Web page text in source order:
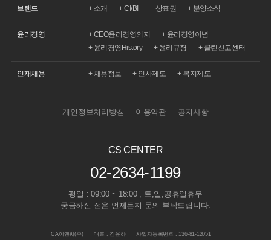
브랜드 소개 CI/BI 상표권 분양소식
윤리경영 CEO윤리경영의지
윤리경영이념
윤리경영History
윤리규졍 클린신고센터
인재채용 채용정보 인사제도 복지제도
개인정보처리방침 이용약관 공지사항
CS CENTER
02-2634-1199
평일 : 09:00 ~ 18:00 , 토,일,공휴일휴무
궁금하신 점은 언제든지 문의 부탁드립니다.
CA이앤씨(주) 대표 : 김윤하 사업자등록번호 : 136-81-12051